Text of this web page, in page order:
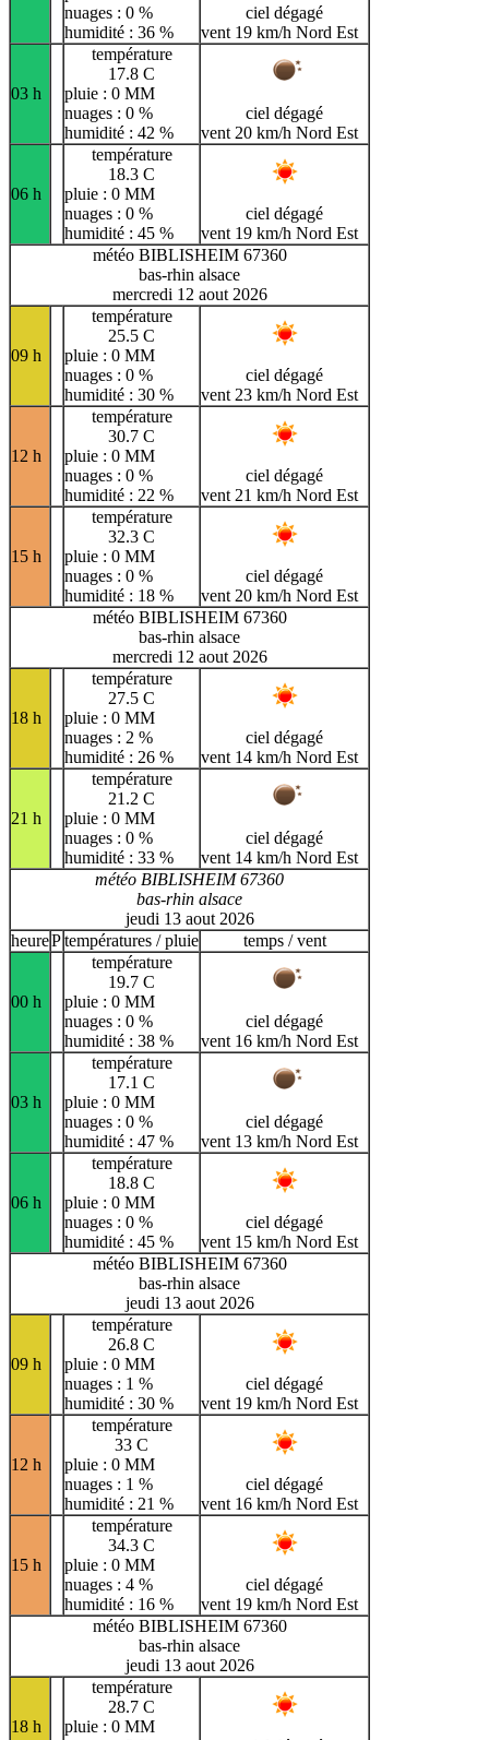
nuages : 0 %
humidité : 36 %
ciel dégagé
vent 19 km/h Nord Est
03 h
température
17.8 C
pluie : 0 MM
nuages : 0 %
humidité : 42 %
ciel dégagé
vent 20 km/h Nord Est
06 h
température
18.3 C
pluie : 0 MM
nuages : 0 %
humidité : 45 %
ciel dégagé
vent 19 km/h Nord Est
météo BIBLISHEIM 67360
bas-rhin alsace
mercredi 12 aout 2026
09 h
température
25.5 C
pluie : 0 MM
nuages : 0 %
humidité : 30 %
ciel dégagé
vent 23 km/h Nord Est
12 h
température
30.7 C
pluie : 0 MM
nuages : 0 %
humidité : 22 %
ciel dégagé
vent 21 km/h Nord Est
15 h
température
32.3 C
pluie : 0 MM
nuages : 0 %
humidité : 18 %
ciel dégagé
vent 20 km/h Nord Est
météo BIBLISHEIM 67360
bas-rhin alsace
mercredi 12 aout 2026
18 h
température
27.5 C
pluie : 0 MM
nuages : 2 %
humidité : 26 %
ciel dégagé
vent 14 km/h Nord Est
21 h
température
21.2 C
pluie : 0 MM
nuages : 0 %
humidité : 33 %
ciel dégagé
vent 14 km/h Nord Est
météo BIBLISHEIM 67360
bas-rhin alsace
jeudi 13 aout 2026
heurePtempératures / pluie temps / vent
00 h
température
19.7 C
pluie : 0 MM
nuages : 0 %
humidité : 38 %
ciel dégagé
vent 16 km/h Nord Est
03 h
température
17.1 C
pluie : 0 MM
nuages : 0 %
humidité : 47 %
ciel dégagé
vent 13 km/h Nord Est
06 h
température
18.8 C
pluie : 0 MM
nuages : 0 %
humidité : 45 %
ciel dégagé
vent 15 km/h Nord Est
météo BIBLISHEIM 67360
bas-rhin alsace
jeudi 13 aout 2026
09 h
température
26.8 C
pluie : 0 MM
nuages : 1 %
humidité : 30 %
ciel dégagé
vent 19 km/h Nord Est
12 h
température
33 C
pluie : 0 MM
nuages : 1 %
humidité : 21 %
ciel dégagé
vent 16 km/h Nord Est
15 h
température
34.3 C
pluie : 0 MM
nuages : 4 %
humidité : 16 %
ciel dégagé
vent 19 km/h Nord Est
météo BIBLISHEIM 67360
bas-rhin alsace
jeudi 13 aout 2026
18 h
température
28.7 C
pluie : 0 MM